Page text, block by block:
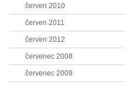
červen 2010
červen 2011
červen 2012
červenec 2008
červenec 2009